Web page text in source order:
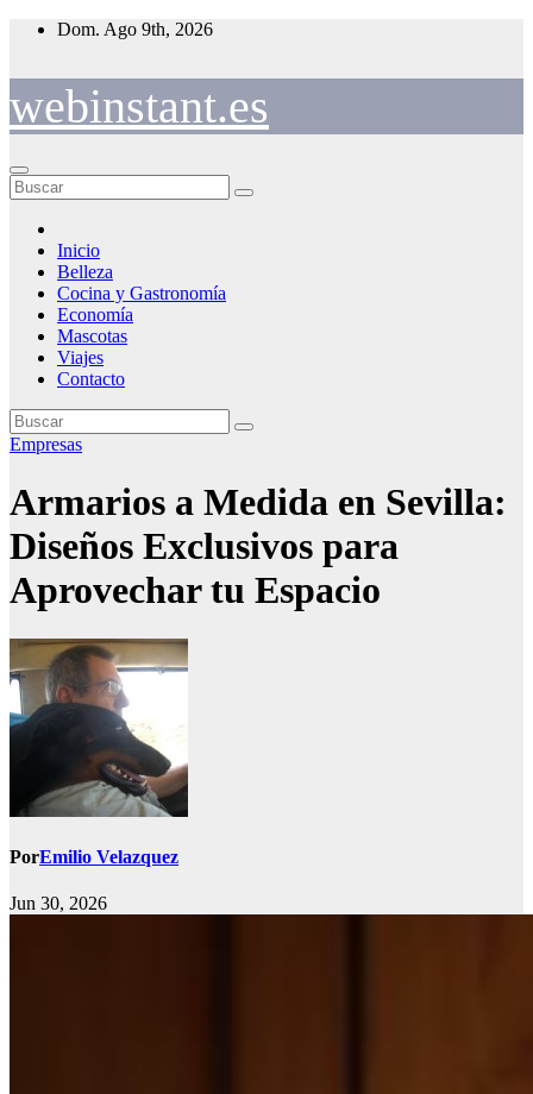
Saltar
Dom. Ago 9th, 2026
webinstant.es
Inicio
Belleza
Cocina y Gastronomía
Economía
Mascotas
Viajes
Contacto
Empresas
Armarios a Medida en Sevilla:
Diseños Exclusivos para
Aprovechar tu Espacio
PorEmilio Velazquez
Jun 30, 2026